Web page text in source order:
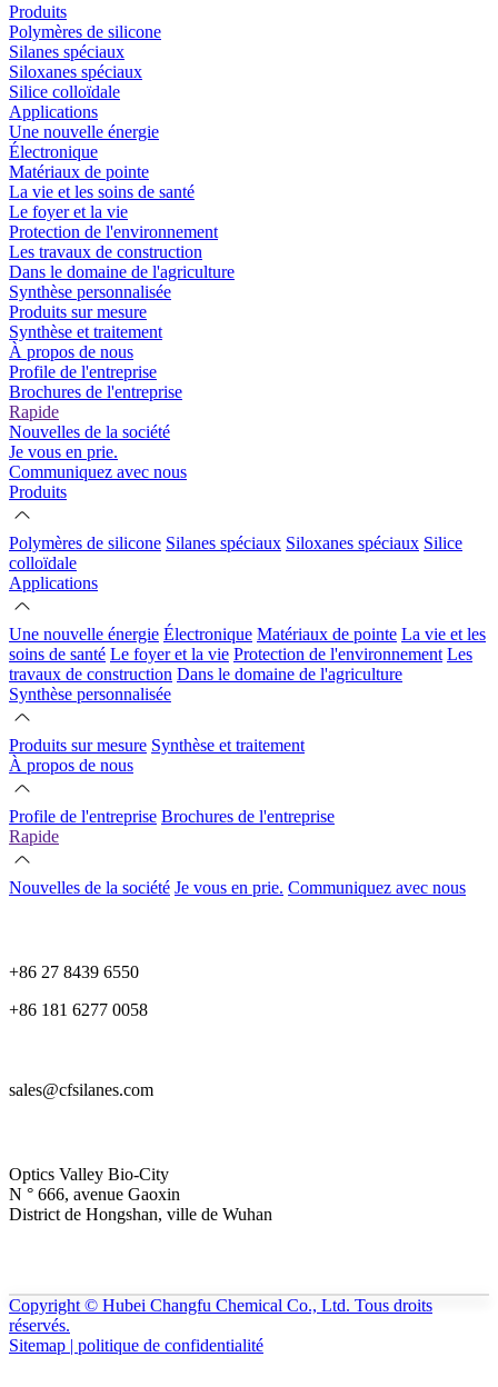
Produits
Polymères de silicone
Silanes spéciaux
Siloxanes spéciaux
Silice colloïdale
Applications
Une nouvelle énergie
Électronique
Matériaux de pointe
La vie et les soins de santé
Le foyer et la vie
Protection de l'environnement
Les travaux de construction
Dans le domaine de l'agriculture
Synthèse personnalisée
Produits sur mesure
Synthèse et traitement
À propos de nous
Profile de l'entreprise
Brochures de l'entreprise
Rapide
Nouvelles de la société
Je vous en prie.
Communiquez avec nous
Produits
Polymères de silicone Silanes spéciaux Siloxanes spéciaux Silice
colloïdale
Applications
Une nouvelle énergie Électronique Matériaux de pointe La vie et les
soins de santé Le foyer et la vie Protection de l'environnement Les
travaux de construction Dans le domaine de l'agriculture
Synthèse personnalisée
Produits sur mesure Synthèse et traitement
À propos de nous
Profile de l'entreprise Brochures de l'entreprise
Rapide
Nouvelles de la société Je vous en prie. Communiquez avec nous
+86 27 8439 6550
+86 181 6277 0058
sales@cfsilanes.com
Optics Valley Bio-City
N ° 666, avenue Gaoxin
District de Hongshan, ville de Wuhan
Copyright © Hubei Changfu Chemical Co., Ltd. Tous droits
réservés.
Sitemap | politique de confidentialité